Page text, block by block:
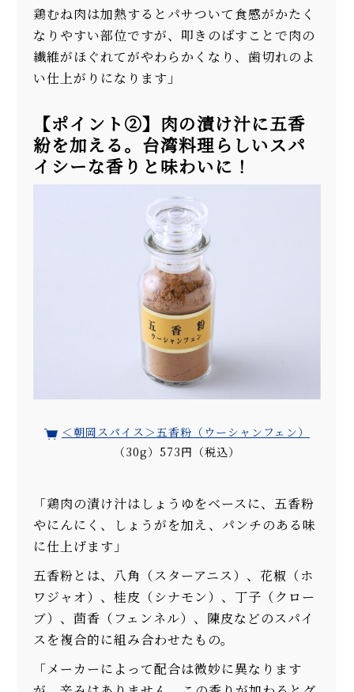
鶏むね肉は加熱するとパサついて食感がかたく
なりやすい部位ですが、叩きのばすことで肉の
繊維がほぐれてがやわらかくなり、歯切れのよ
い仕上がりになります」
【ポイント②】肉の漬け汁に五香
紛を加える。台湾料理らしいスパ
イシーな香りと味わいに！
＜朝岡スパイス＞五香粉（ウーシャンフェン）
（30g）573円（税込）
「鶏肉の漬け汁はしょうゆをベースに、五香粉
やにんにく、しょうがを加え、パンチのある味
に仕上げます」
五香粉とは、八角（スターアニス）、花椒（ホ
ワジャオ）、桂皮（シナモン）、丁子（クロー
ブ）、茴香（フェンネル）、陳皮などのスパイ
スを複合的に組み合わせたもの。
「メーカーによって配合は微妙に異なります